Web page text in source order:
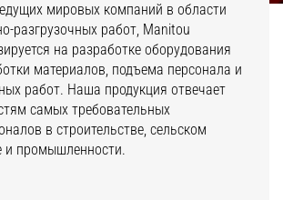
мировых компаний в области
разгрузочных работ, Manitou
на разработке оборудования
материалов, подъема персонала и
работ. Наша продукция отвечает
самых требовательных
в строительстве, сельском
и промышленности.